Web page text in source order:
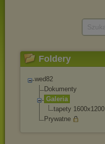
Foldery
wed82
Dokumenty
Galeria
tapety 1600x1200
Prywatne